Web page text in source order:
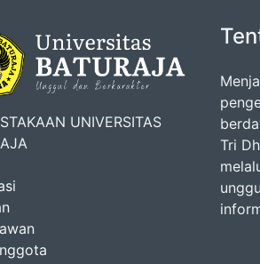
UNIVERSITAS
Tri